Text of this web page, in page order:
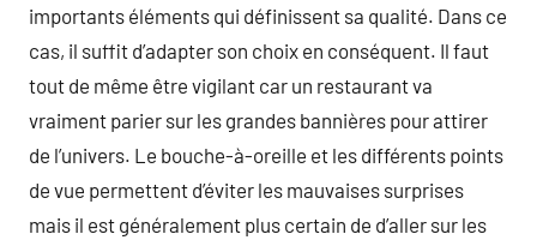
importants éléments qui définissent sa qualité. Dans ce
cas, il suffit d’adapter son choix en conséquent. Il faut
tout de même être vigilant car un restaurant va
vraiment parier sur les grandes bannières pour attirer
de l’univers. Le bouche-à-oreille et les différents points
de vue permettent d’éviter les mauvaises surprises
mais il est généralement plus certain de d’aller sur les